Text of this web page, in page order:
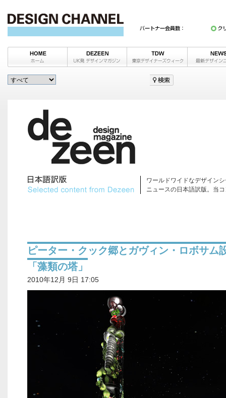
ワールドワイドなデザイン
ニュースの日本語訳版。当
ピーター・クック郷とガヴィン・ロボサム
「藻類の塔」
2010年12月 9日 17:05